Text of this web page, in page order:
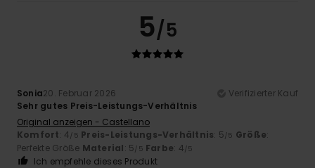
5/5
Sonia20. Februar 2026
Verifizierter Kauf
Sehr gutes Preis-Leistungs-Verhältnis
Original anzeigen - Castellano
Komfort: 4 /5 Preis-Leistungs-Verhältnis: 5 /5 Größe:
Perfekte Größe Material: 5 /5 Farbe: 4 /5
Ich empfehle dieses Produkt